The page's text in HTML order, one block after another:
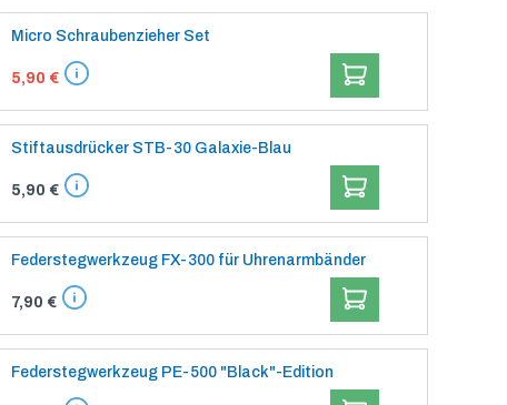
Micro Schraubenzieher Set
5,90 € IN DEN WARENKORB
Stiftausdrücker STB-30 Galaxie-Blau
5,90 € IN DEN WARENKORB
Federstegwerkzeug FX-300 für Uhrenarmbänder
7,90 € IN DEN WARENKORB
Federstegwerkzeug PE-500 "Black"-Edition